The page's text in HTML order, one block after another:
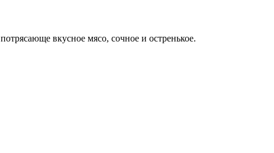
вкусное мясо, сочное и остренькое.